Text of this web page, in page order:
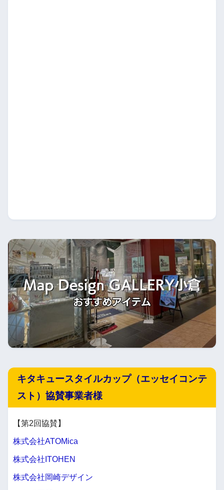
キタキュースタイルカップ（エッセイコンテ
スト）協賛事業者様
【第2回協賛】
株式会社ATOMica
株式会社ITOHEN
株式会社岡崎デザイン